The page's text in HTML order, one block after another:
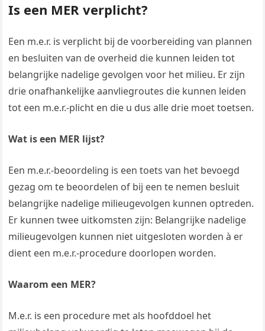
Is een MER verplicht?
Een m.e.r. is verplicht bij de voorbereiding van plannen
en besluiten van de overheid die kunnen leiden tot
belangrijke nadelige gevolgen voor het milieu. Er zijn
drie onafhankelijke aanvliegroutes die kunnen leiden
tot een m.e.r.-plicht en die u dus alle drie moet toetsen.
Wat is een MER lijst?
Een m.e.r.-beoordeling is een toets van het bevoegd
gezag om te beoordelen of bij een te nemen besluit
belangrijke nadelige milieugevolgen kunnen optreden.
Er kunnen twee uitkomsten zijn: Belangrijke nadelige
milieugevolgen kunnen niet uitgesloten worden à er
dient een m.e.r.-procedure doorlopen worden.
Waarom een MER?
M.e.r. is een procedure met als hoofddoel het